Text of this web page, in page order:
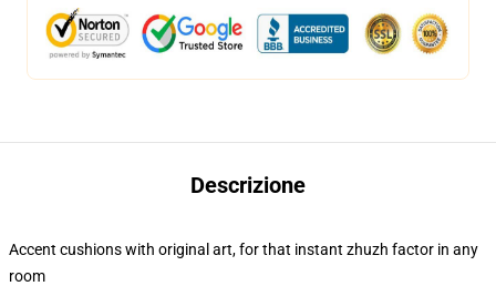
Descrizione
Accent cushions with original art, for that instant zhuzh factor in any
room